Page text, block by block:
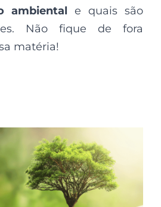
ambiental e quais são
Não fique de fora
matéria!